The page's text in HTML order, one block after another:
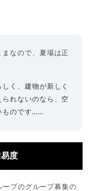
なので、夏場は正
く、建物が新しく
れないのなら、空
ものです……
度
プのグループ募集の